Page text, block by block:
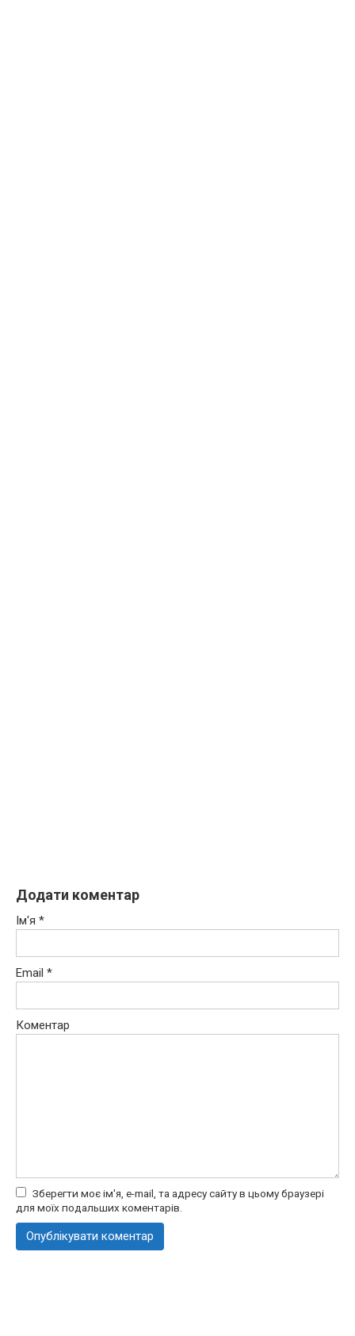
Додати коментар
Ім'я *
Email *
Коментар
Зберегти моє ім'я, e-mail, та адресу сайту в цьому браузері
для моїх подальших коментарів.